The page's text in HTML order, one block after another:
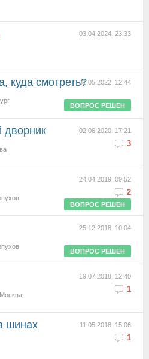
03.04.2024, 23:33
31.05.2022, 12:44
куда смотреть?
ВОПРОС РЕШЕН
02.06.2020, 17:21
3
дворник
24.04.2019, 09:52
2
ВОПРОС РЕШЕН
25.12.2018, 10:04
ВОПРОС РЕШЕН
19.07.2018, 12:40
1
Москва
11.05.2018, 15:06
1
шинах